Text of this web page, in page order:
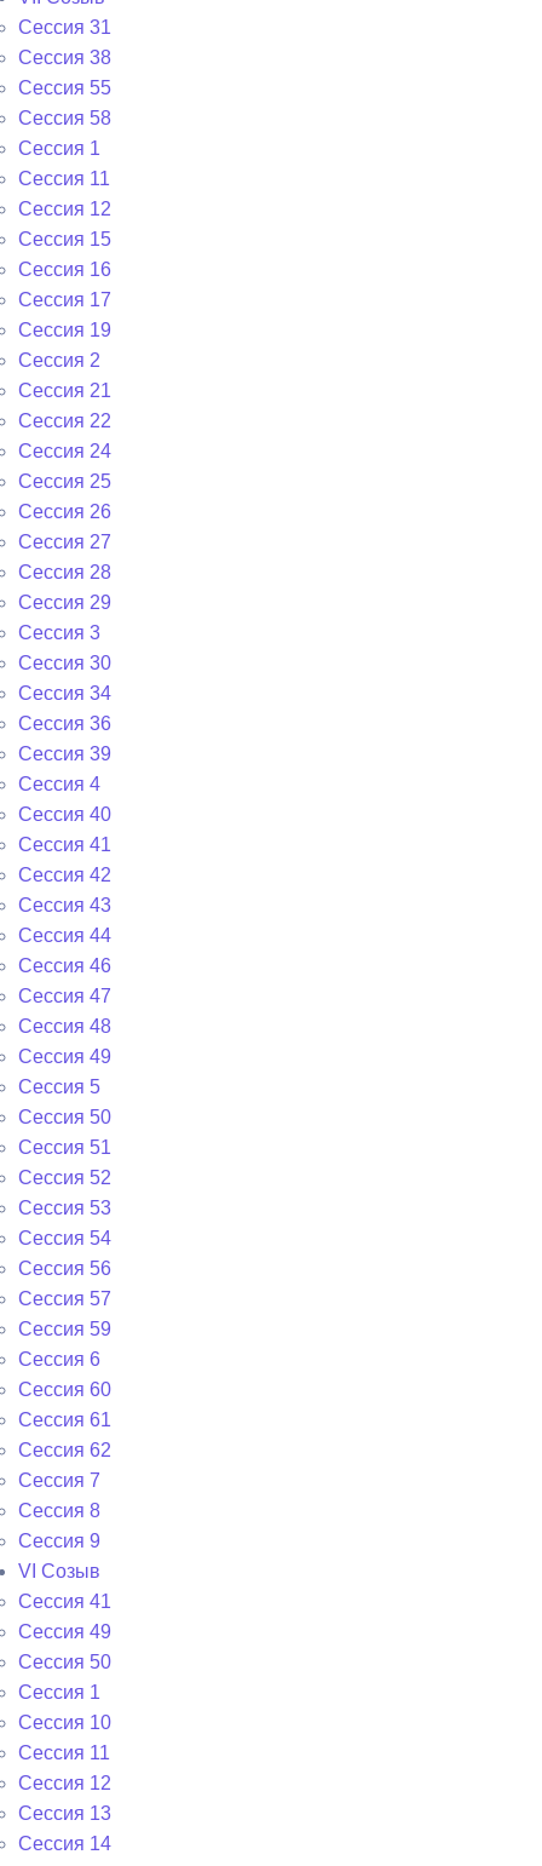
Сессия 31
Сессия 38
Сессия 55
Сессия 58
Сессия 1
Сессия 11
Сессия 12
Сессия 15
Сессия 16
Сессия 17
Сессия 19
Сессия 2
Сессия 21
Сессия 22
Сессия 24
Сессия 25
Сессия 26
Сессия 27
Сессия 28
Сессия 29
Сессия 3
Сессия 30
Сессия 34
Сессия 36
Сессия 39
Сессия 4
Сессия 40
Сессия 41
Сессия 42
Сессия 43
Сессия 44
Сессия 46
Сессия 47
Сессия 48
Сессия 49
Сессия 5
Сессия 50
Сессия 51
Сессия 52
Сессия 53
Сессия 54
Сессия 56
Сессия 57
Сессия 59
Сессия 6
Сессия 60
Сессия 61
Сессия 62
Сессия 7
Сессия 8
Сессия 9
VI Cозыв
Cессия 41
Cессия 49
Cессия 50
Сессия 1
Сессия 10
Сессия 11
Сессия 12
Сессия 13
Сессия 14